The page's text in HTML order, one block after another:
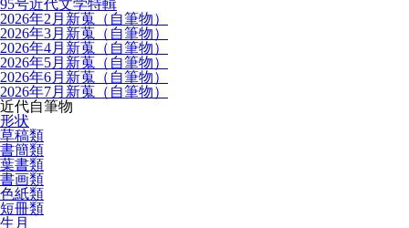
95号近代文学特輯
2026年2月新蒐（自筆物）
2026年3月新蒐（自筆物）
2026年4月新蒐（自筆物）
2026年5月新蒐（自筆物）
2026年6月新蒐（自筆物）
2026年7月新蒐（自筆物）
近代自筆物
形状
草稿類
書簡類
葉書類
書画類
色紙類
短冊類
生月